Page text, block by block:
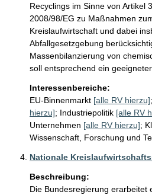
Recyclings im Sinne von Artikel
2008/98/EG zu Maßnahmen
Kreislaufwirtschaft und dabei
Abfallgesetzgebung
Massenbilanzierung von
soll entsprechend ein
Interessenbereiche:
EU-Binnenmarkt [alle RV hierzu];
hierzu]; Industriepolitik [alle RV
Unternehmen [alle RV hierzu];
Wissenschaft, Forschung und
Nationale
Beschreibung:
Die Bundesregierung erarbeitet